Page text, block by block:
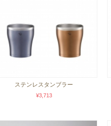
ステンレスタンブラー
¥3,713